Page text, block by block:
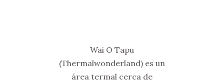
Wai O Tapu
(Thermalwonderland) es un
área termal cerca de